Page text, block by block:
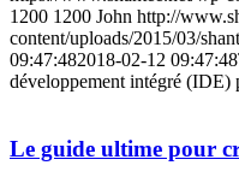
1200 1200 John http://
content/uploads/2015/03/
09:47:482018-02-12 09:47:48
développement intégré (IDE)
Le guide ultime pour